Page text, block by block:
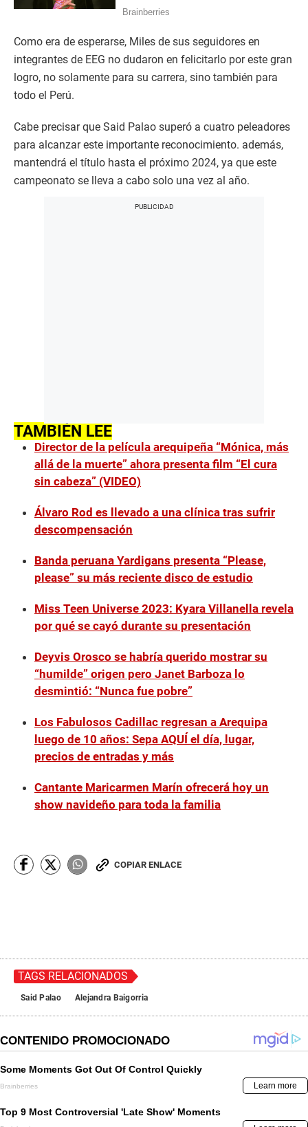
Como era de esperarse, Miles de sus seguidores en
integrantes de EEG no dudaron en felicitarlo por este gran
logro, no solamente para su carrera, sino también para
todo el Perú.
Cabe precisar que Said Palao superó a cuatro peleadores
para alcanzar este importante reconocimiento. además,
mantendrá el título hasta el próximo 2024, ya que este
campeonato se lleva a cabo solo una vez al año.
TAMBIÉN LEE
Director de la película arequipeña “Mónica, más
allá de la muerte” ahora presenta film “El cura
sin cabeza” (VIDEO)
Álvaro Rod es llevado a una clínica tras sufrir
descompensación
Banda peruana Yardigans presenta “Please,
please” su más reciente disco de estudio
Miss Teen Universe 2023: Kyara Villanella revela
por qué se cayó durante su presentación
Deyvis Orosco se habría querido mostrar su
“humilde” origen pero Janet Barboza lo
desmintió: “Nunca fue pobre”
Los Fabulosos Cadillac regresan a Arequipa
luego de 10 años: Sepa AQUÍ el día, lugar,
precios de entradas y más
Cantante Maricarmen Marín ofrecerá hoy un
show navideño para toda la familia
COPIAR ENLACE
TAGS RELACIONADOS
Said Palao Alejandra Baigorria